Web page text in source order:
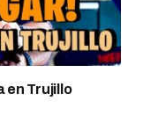
en Trujillo